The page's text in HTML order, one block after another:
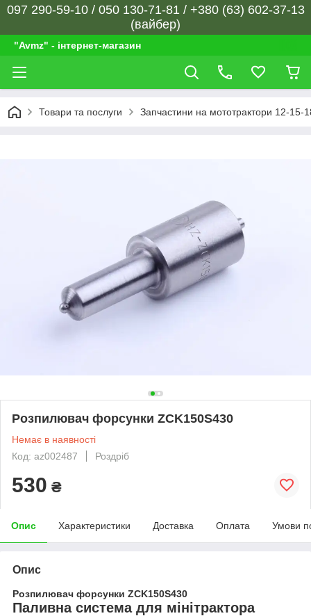
097 290-59-10 / 050 130-71-81 / +380 (63) 602-37-13
(вайбер)
"Avmz" - інтернет-магазин
Товари та послуги Запчастини на мототрактори 12-15-
Розпилювач форсунки ZCK150S430
Немає в наявності
Код: az002487
Роздріб
530 ₴
Опис Характеристики Доставка Оплата Умови
Опис
Розпилювач форсунки ZCK150S430
Паливна система для мінітрактора